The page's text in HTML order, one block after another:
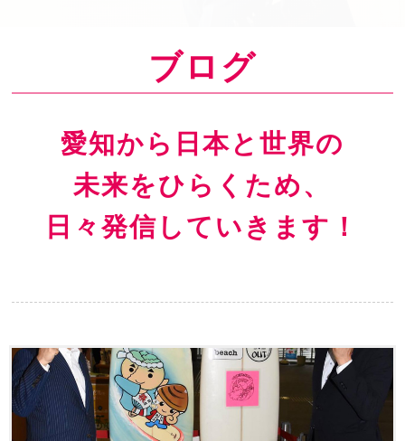
ブログ
愛知から日本と世界の
未来をひらくため、
日々発信していきます！